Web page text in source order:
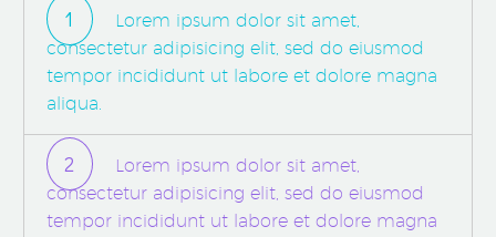
1
Lorem ipsum dolor sit amet,
consectetur adipisicing elit, sed do eiusmod
tempor incididunt ut labore et dolore magna
aliqua.
2
Lorem ipsum dolor sit amet,
consectetur adipisicing elit, sed do eiusmod
tempor incididunt ut labore et dolore magna